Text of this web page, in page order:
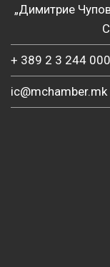
„Димитрие
+ 389 2 3 244 000
ic@mchamber.mk